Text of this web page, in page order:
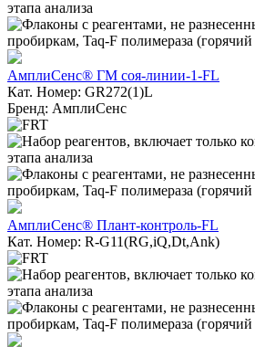
АмплиСенс® ГМ соя-линии-1-FL
Кат. Номер: GR272(1)L
Бренд: АмплиСенс
АмплиСенс® Плант-контроль-FL
Кат. Номер: R-G11(RG,iQ,Dt,Ank)